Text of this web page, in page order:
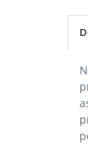
Scule electrice
Produse de
Accesorii kjøk